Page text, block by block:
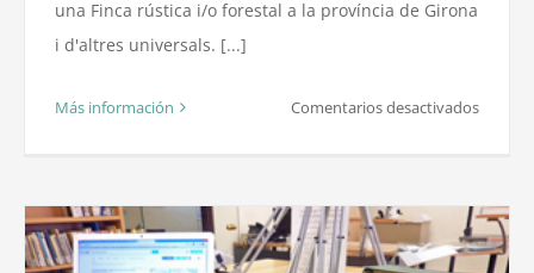
una Finca rústica i/o forestal a la província de Girona
i d'altres universals. [...]
Más información Comentarios desactivadosen
de